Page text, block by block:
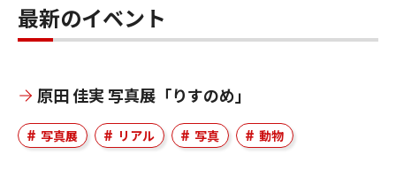
最新のイベント
原田 佳実 写真展「りすのめ」
写真展 リアル 写真 動物